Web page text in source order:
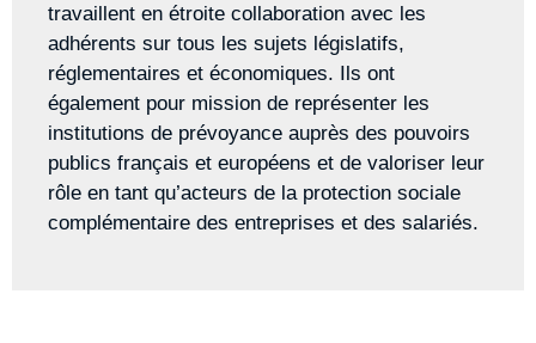
travaillent en étroite collaboration avec les
adhérents sur tous les sujets législatifs,
réglementaires et économiques. Ils ont
également pour mission de représenter les
institutions de prévoyance auprès des pouvoirs
publics français et européens et de valoriser leur
rôle en tant qu’acteurs de la protection sociale
complémentaire des entreprises et des salariés.